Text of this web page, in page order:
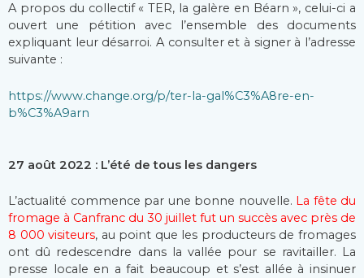
A propos du collectif « TER, la galère en Béarn », celui-ci a
ouvert une pétition avec l’ensemble des documents
expliquant leur désarroi. A consulter et à signer à l’adresse
suivante :
https://www.change.org/p/ter-la-gal%C3%A8re-en-
b%C3%A9arn
27 août 2022 : L’été de tous les dangers
L’actualité commence par une bonne nouvelle. La fête du
fromage à Canfranc du 30 juillet fut un succès avec près de
8 000 visiteurs, au point que les producteurs de fromages
ont dû redescendre dans la vallée pour se ravitailler. La
presse locale en a fait beaucoup et s’est allée à insinuer